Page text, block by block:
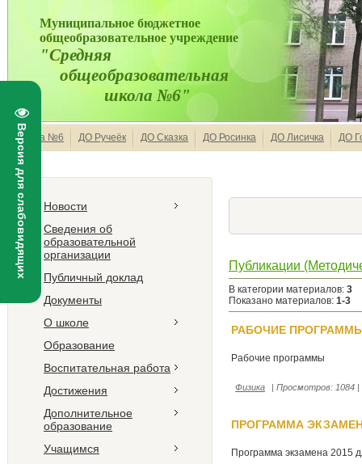
Версия для слабовидящих
Муниципальное бюджетное
общеобразовательное учреждение
"Средняя
общеобразовательная
школа №6"
Школа №6 ДО Ручеёк ДО Сказка ДО Росинка ДО Лисичка ДО
Новости
Сведения об
образовательной
организации
Публичный доклад
Документы
О школе
Образование
Воспитательная работа
Достижения
Дополнительное
образование
Учащимся
Публикации
В категории материалов: 3
Показано материалов: 1-3
РАБОЧИЕ
Рабочие программы
Физика | Просмотров: 1084 |
ПРОГРАММА
Программа экзамена 2015